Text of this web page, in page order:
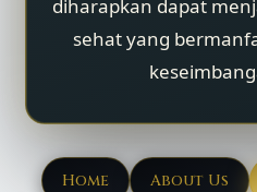
diharapkan dapat
sehat yang
Home About Us